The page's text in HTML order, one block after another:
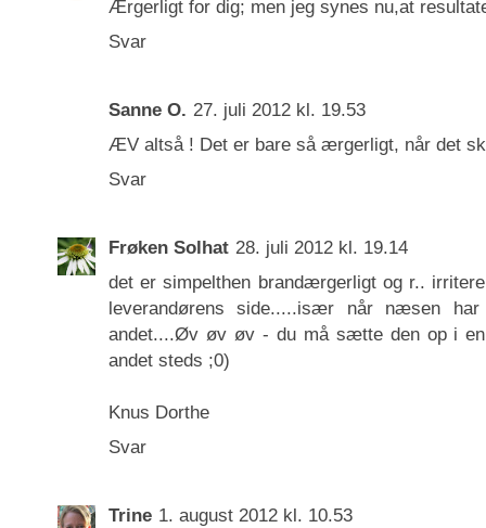
Ærgerligt for dig; men jeg synes nu,at
Svar
Sanne O. 27. juli 2012 kl. 19.53
ÆV altså ! Det er bare så ærgerligt, når det
Svar
Frøken Solhat 28. juli 2012 kl. 19.14
det er simpelthen brandærgerligt og r..
leverandørens side.....især når næsen
andet....Øv øv øv - du må sætte den op i
andet steds ;0)
Knus Dorthe
Svar
Trine 1. august 2012 kl. 10.53